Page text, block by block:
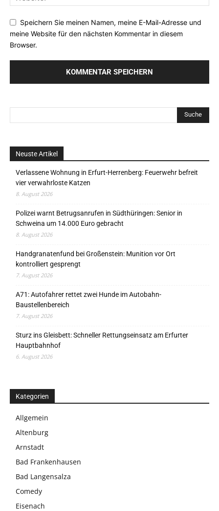
Speichern Sie meinen Namen, meine E-Mail-Adresse und
meine Website für den nächsten Kommentar in diesem
Browser.
Neuste Artikel
Verlassene Wohnung in Erfurt-Herrenberg: Feuerwehr befreit
vier verwahrloste Katzen
8. August 2026
Polizei warnt Betrugsanrufen in Südthüringen: Senior in
Schweina um 14.000 Euro gebracht
8. August 2026
Handgranatenfund bei Großenstein: Munition vor Ort
kontrolliert gesprengt
7. August 2026
A71: Autofahrer rettet zwei Hunde im Autobahn-
Baustellenbereich
7. August 2026
Sturz ins Gleisbett: Schneller Rettungseinsatz am Erfurter
Hauptbahnhof
6. August 2026
Kategorien
Allgemein
Altenburg
Arnstadt
Bad Frankenhausen
Bad Langensalza
Comedy
Eisenach